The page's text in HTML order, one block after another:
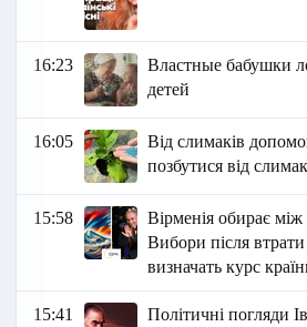
16:23
Властные бабушки
детей
16:05
Від слимаків
позбутися від
15:58
Вірменія обирає
Вибори після
визначать курс
15:41 Політичні погляди